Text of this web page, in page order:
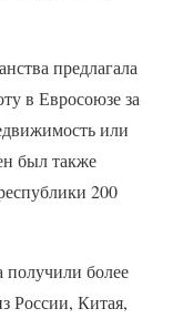
предлагала
в Евросоюзе за
или
был также
200
получили более
России, Китая,